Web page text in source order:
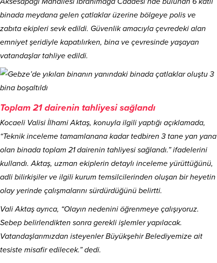
binada meydana gelen çatlaklar üzerine bölgeye polis ve
zabıta ekipleri sevk edildi. Güvenlik amacıyla çevredeki alan
emniyet şeridiyle kapatılırken, bina ve çevresinde yaşayan
vatandaşlar tahliye edildi.
Toplam 21 dairenin tahliyesi sağlandı
Kocaeli Valisi İlhami Aktaş, konuyla ilgili yaptığı açıklamada,
“Teknik inceleme tamamlanana kadar tedbiren 3 tane yan yana
olan binada toplam 21 dairenin tahliyesi sağlandı.” ifadelerini
kullandı. Aktaş, uzman ekiplerin detaylı inceleme yürüttüğünü,
adli bilirkişiler ve ilgili kurum temsilcilerinden oluşan bir heyetin
olay yerinde çalışmalarını sürdürdüğünü belirtti.
Vali Aktaş ayrıca, “Olayın nedenini öğrenmeye çalışıyoruz.
Sebep belirlendikten sonra gerekli işlemler yapılacak.
Vatandaşlarımızdan isteyenler Büyükşehir Belediyemize ait
tesiste misafir edilecek.” dedi.